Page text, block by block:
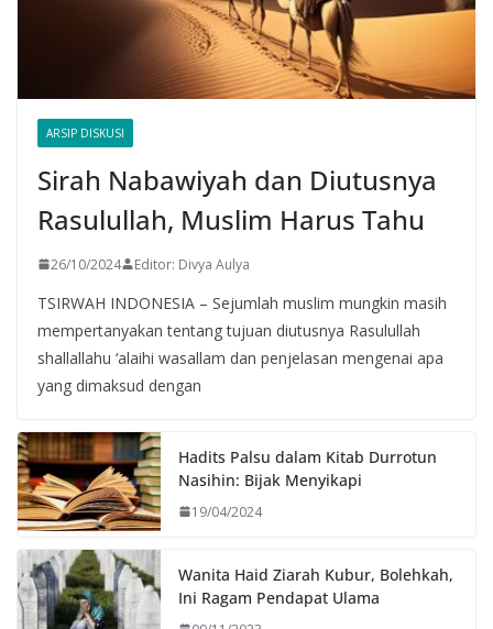
ARSIP DISKUSI
Sirah Nabawiyah dan Diutusnya
Rasulullah, Muslim Harus Tahu
26/10/2024 Editor: Divya Aulya
TSIRWAH INDONESIA – Sejumlah muslim mungkin masih
mempertanyakan tentang tujuan diutusnya Rasulullah
shallallahu ‘alaihi wasallam dan penjelasan mengenai apa
yang dimaksud dengan
Hadits Palsu dalam Kitab Durrotun
Nasihin: Bijak Menyikapi
19/04/2024
Wanita Haid Ziarah Kubur, Bolehkah,
Ini Ragam Pendapat Ulama